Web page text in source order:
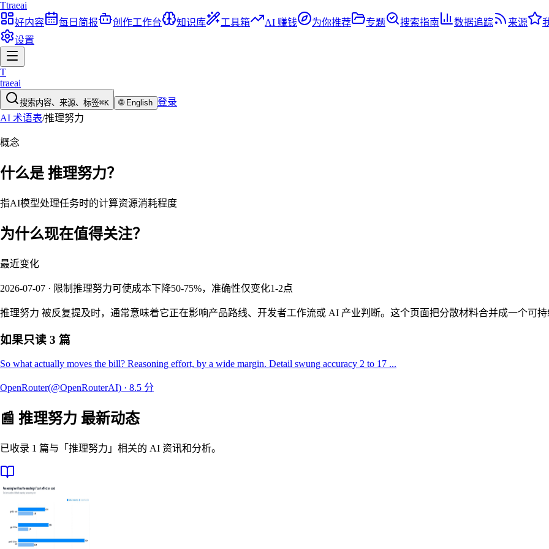
Ttraeai
好内容
每日简报 创作工作台 知识库 工具箱 AI 赚钱 为你推荐 专题 搜索指南 数据追踪 来源
设置
T
traeai
搜索内容、来源、标签⌘K 🌐 English 登录
AI 术语表/推理努力
概念
什么是 推理努力？
指AI模型处理任务时的计算资源消耗程度
为什么现在值得关注？
最近变化
2026-07-07 · 限制推理努力可使成本下降50-75%，准确性仅变化1-2点
推理努力 被反复提及时，通常意味着它正在影响产品路线、开发者工作流或 AI 产业判断。这个页面把分散材料合并成一个可持
如果只读 3 篇
So what actually moves the bill? Reasoning effort, by a wide margin. Detail swung accuracy 2 to 17 ...
OpenRouter(@OpenRouterAI) · 8.5 分
📰 推理努力 最新动态
已收录 1 篇与「推理努力」相关的 AI 资讯和分析。